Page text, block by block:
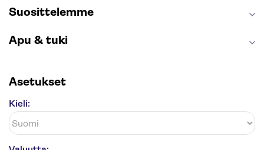
Golden Circle
Suosittelemme
Apu & tuki
Asetukset
Kieli: